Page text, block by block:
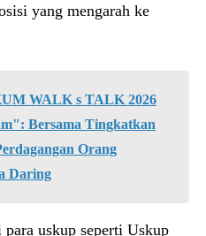
yang mengarah ke
WALK s TALK 2026
Bersama Tingkatkan
Orang
Daring
uskup seperti Uskup